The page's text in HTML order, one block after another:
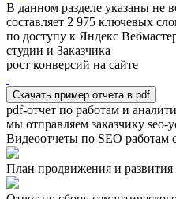
В данном разделе указаны не
составляет 2 975 ключевых
по доступу к Яндекс
студии и Заказчика
рост конверсий на сайте
Скачать пример отчета в pdf
pdf-отчет по работам и
мы отправляем заказчику seo-
Видеоотчеты по SEO работам
План продвижения и